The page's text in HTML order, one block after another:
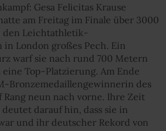
Gesa Felicitas Krause
am Freitag im Finale über 3000
den Leichtathletik-
London großes Pech. Ein
warf sie nach rund 700 Metern
eine Top-Platzierung. Am Ende
Bronzemedaillengewinnerin des
Rang neun nach vorne. Ihre Zeit
darauf hin, dass sie in
und ihr deutscher Rekord von